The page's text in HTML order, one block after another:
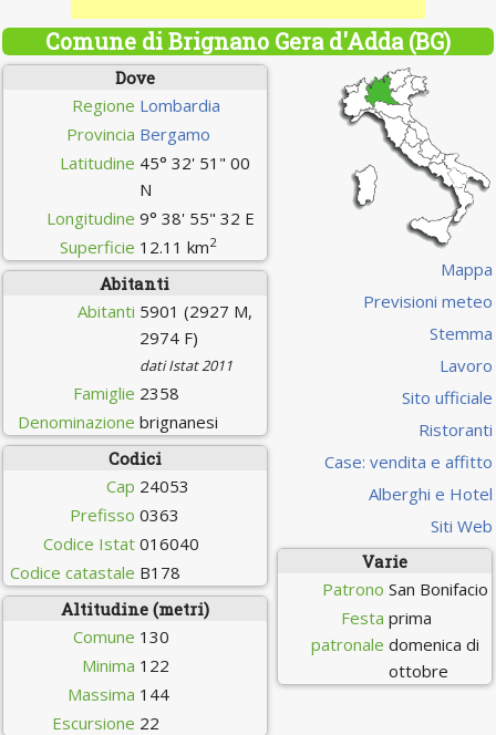
Comune di Brignano Gera d'Adda (BG)
Dove
Regione Lombardia
Provincia Bergamo
Latitudine 45° 32' 51" 00
N
Longitudine 9° 38' 55" 32 E
Superficie 12.11 km2
Abitanti
Abitanti 5901 (2927 M,
2974 F)
dati Istat 2011
Famiglie 2358
Denominazione brignanesi
Codici
Cap 24053
Prefisso 0363
Codice Istat 016040
Codice catastale B178
Altitudine (metri)
Comune 130
Minima 122
Massima 144
Escursione 22
Mappa
Previsioni meteo
Stemma
Lavoro
Sito ufficiale
Ristoranti
Case: vendita e affitto
Alberghi e Hotel
Siti Web
Varie
Patrono San Bonifacio
Festa
patronale
prima
domenica di
ottobre